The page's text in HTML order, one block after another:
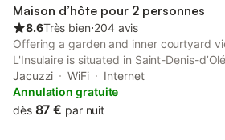
Maison d’hôte pour 2 personnes
8.6Très bien⋅204 avis
Offering a garden and inner courtyard
L'Insulaire is situated in Saint-Denis-
Boyard and 3.4 km from Chassiron
Jacuzzi WiFi
Internet
Annulation gratuite
dès 87 € par nuit